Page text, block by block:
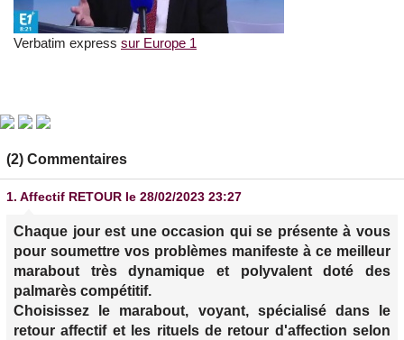
Verbatim express sur Europe 1
(2) Commentaires
1. Affectif RETOUR le 28/02/2023 23:27
Chaque jour est une occasion qui se présente à vous
pour soumettre vos problèmes manifeste à ce meilleur
marabout très dynamique et polyvalent doté des
palmarès compétitif.
Choisissez le marabout, voyant, spécialisé dans le
retour affectif et les rituels de retour d'affection selon